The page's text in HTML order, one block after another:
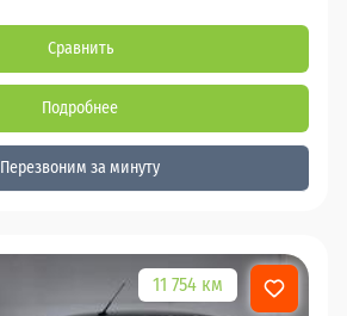
Сравнить
Подробнее
Перезвоним за минуту
11 754 км